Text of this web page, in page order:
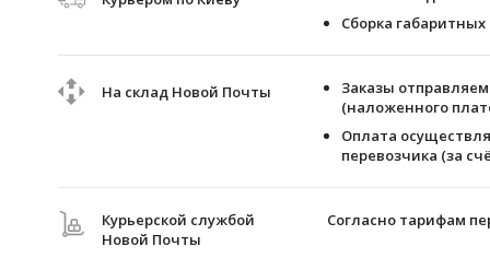
Сборка
На склад Новой Почты
Заказы
(наложенного
Оплата
перевозчика (за
Курьерской службой
Новой Почты
Согласно тарифам